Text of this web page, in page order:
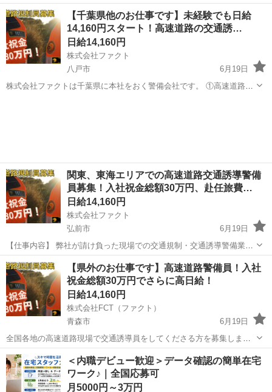
ター・顕微鏡検査《お仕事No.2A313》 お仕事について クリーンルー
ム内における半導体製造業務です。製造装置の操作および顕微鏡を使
用した検査を担当します。...
青森 平川市 平賀駅 その他
【千葉県他のお仕事です】未経験でも日給
14,160円スタート！高速道路の交通誘…
日給14,160円
株式会社ファクト
八戸市
6月19日
株式会社ファクトは千葉県に本社をおく警備会社です。 ①高速道路、
関東、東海エリアでの高速道路交通誘導警備
員募集！入社祝金総額30万円、赴任旅費…
日給14,160円
株式会社ファクト
弘前市
6月19日
【仕事内容】 弊社が請け負った現場での交通規制・交通誘導警備業務
※一部イベントなどの雑踏警備にも従事していただきます ・勤務エリ
ア 全国各地（千葉県をはじめとした首都圏、東海エリア、新潟など）
【給与...
青森 弘前市 その他 給料
【県外のお仕事です】高速道路警備員！入社
祝金総額30万円でさらに高日給！
日給14,160円
株式会社FCT（ファクト）
青森市
6月19日
全国各地の高速道路現場で交通誘導員をしてくださる方を募集しま
す！ お仕事内容は ①交通規制 →高速道路で工事を行うため、車線規
制（または路肩規制など）をおこないます。 我々、株式会社FCTはそ
の規制を設置する...
青森 青森市 その他 給料
＜内職デビュー歓迎＞データ確認の簡単在宅
ワーク♪｜全国応募可
月5000円～3万円